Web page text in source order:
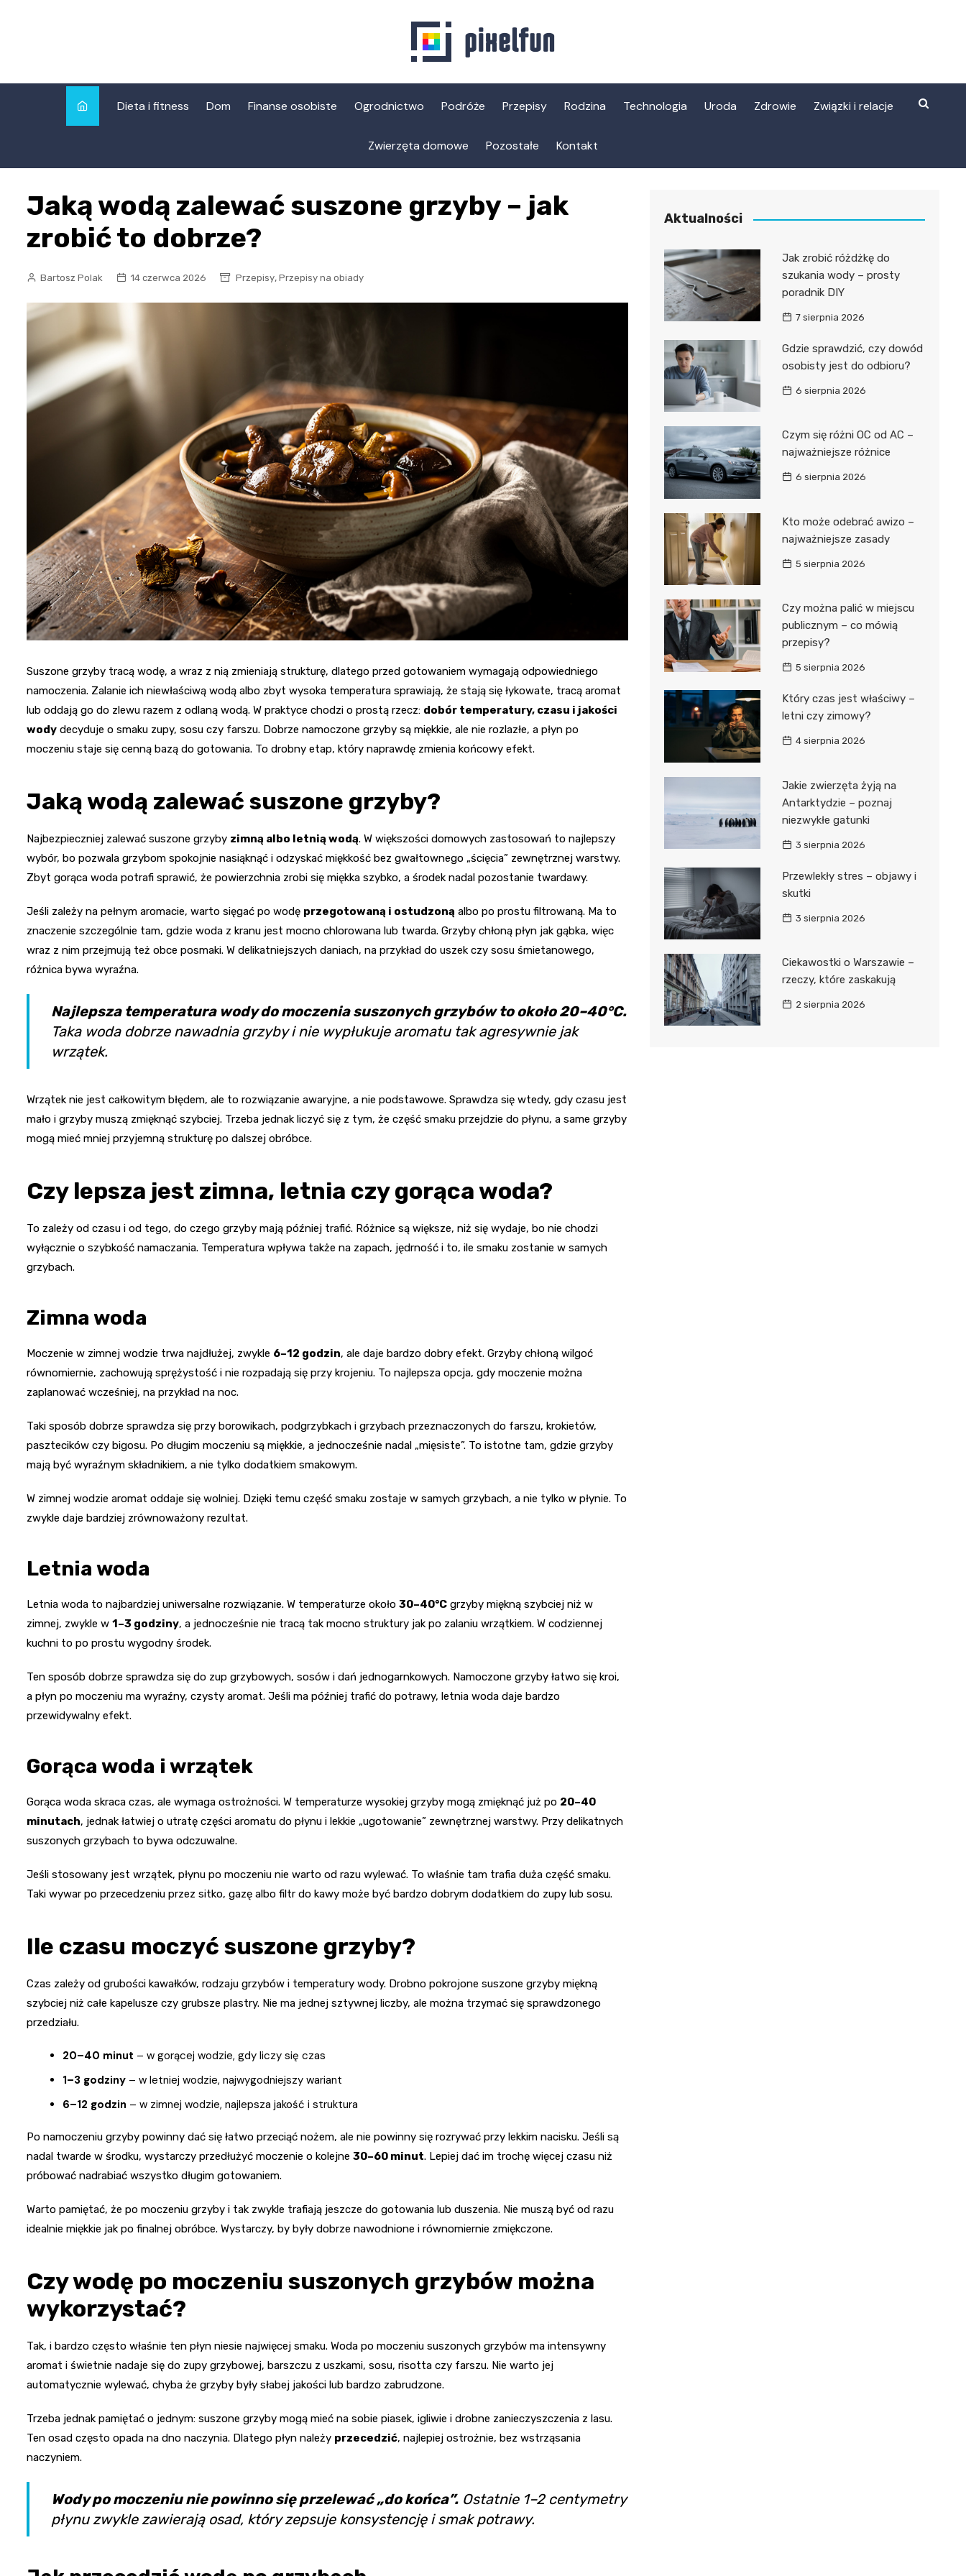
Dieta i fitness Dom Finanse osobiste Ogrodnictwo Podróże Przepisy Rodzina Technologia Uroda Zdrowie Związki i relacje
Zwierzęta domowe Pozostałe Kontakt
Jaką wodą zalewać suszone grzyby – jak
zrobić to dobrze?
Bartosz Polak 14 czerwca 2026 Przepisy, Przepisy na obiady
Suszone grzyby tracą wodę, a wraz z nią zmieniają strukturę, dlatego przed gotowaniem wymagają odpowiedniego
namoczenia. Zalanie ich niewłaściwą wodą albo zbyt wysoka temperatura sprawiają, że stają się łykowate, tracą aromat
lub oddają go do zlewu razem z odlaną wodą. W praktyce chodzi o prostą rzecz: dobór temperatury, czasu i jakości
wody decyduje o smaku zupy, sosu czy farszu. Dobrze namoczone grzyby są miękkie, ale nie rozlazłe, a płyn po
moczeniu staje się cenną bazą do gotowania. To drobny etap, który naprawdę zmienia końcowy efekt.
Jaką wodą zalewać suszone grzyby?
Najbezpieczniej zalewać suszone grzyby zimną albo letnią wodą. W większości domowych zastosowań to najlepszy
wybór, bo pozwala grzybom spokojnie nasiąknąć i odzyskać miękkość bez gwałtownego „ścięcia” zewnętrznej warstwy.
Zbyt gorąca woda potrafi sprawić, że powierzchnia zrobi się miękka szybko, a środek nadal pozostanie twardawy.
Jeśli zależy na pełnym aromacie, warto sięgać po wodę przegotowaną i ostudzoną albo po prostu filtrowaną. Ma to
znaczenie szczególnie tam, gdzie woda z kranu jest mocno chlorowana lub twarda. Grzyby chłoną płyn jak gąbka, więc
wraz z nim przejmują też obce posmaki. W delikatniejszych daniach, na przykład do uszek czy sosu śmietanowego,
różnica bywa wyraźna.
Najlepsza temperatura wody do moczenia suszonych grzybów to około 20–40°C.
Taka woda dobrze nawadnia grzyby i nie wypłukuje aromatu tak agresywnie jak
wrzątek.
Wrzątek nie jest całkowitym błędem, ale to rozwiązanie awaryjne, a nie podstawowe. Sprawdza się wtedy, gdy czasu jest
mało i grzyby muszą zmięknąć szybciej. Trzeba jednak liczyć się z tym, że część smaku przejdzie do płynu, a same grzyby
mogą mieć mniej przyjemną strukturę po dalszej obróbce.
Czy lepsza jest zimna, letnia czy gorąca woda?
To zależy od czasu i od tego, do czego grzyby mają później trafić. Różnice są większe, niż się wydaje, bo nie chodzi
wyłącznie o szybkość namaczania. Temperatura wpływa także na zapach, jędrność i to, ile smaku zostanie w samych
grzybach.
Zimna woda
Moczenie w zimnej wodzie trwa najdłużej, zwykle 6–12 godzin, ale daje bardzo dobry efekt. Grzyby chłoną wilgoć
równomiernie, zachowują sprężystość i nie rozpadają się przy krojeniu. To najlepsza opcja, gdy moczenie można
zaplanować wcześniej, na przykład na noc.
Taki sposób dobrze sprawdza się przy borowikach, podgrzybkach i grzybach przeznaczonych do farszu, krokietów,
pasztecików czy bigosu. Po długim moczeniu są miękkie, a jednocześnie nadal „mięsiste”. To istotne tam, gdzie grzyby
mają być wyraźnym składnikiem, a nie tylko dodatkiem smakowym.
W zimnej wodzie aromat oddaje się wolniej. Dzięki temu część smaku zostaje w samych grzybach, a nie tylko w płynie. To
zwykle daje bardziej zrównoważony rezultat.
Letnia woda
Letnia woda to najbardziej uniwersalne rozwiązanie. W temperaturze około 30–40°C grzyby miękną szybciej niż w
zimnej, zwykle w 1–3 godziny, a jednocześnie nie tracą tak mocno struktury jak po zalaniu wrzątkiem. W codziennej
kuchni to po prostu wygodny środek.
Ten sposób dobrze sprawdza się do zup grzybowych, sosów i dań jednogarnkowych. Namoczone grzyby łatwo się kroi,
a płyn po moczeniu ma wyraźny, czysty aromat. Jeśli ma później trafić do potrawy, letnia woda daje bardzo
przewidywalny efekt.
Gorąca woda i wrzątek
Gorąca woda skraca czas, ale wymaga ostrożności. W temperaturze wysokiej grzyby mogą zmięknąć już po 20–40
minutach, jednak łatwiej o utratę części aromatu do płynu i lekkie „ugotowanie” zewnętrznej warstwy. Przy delikatnych
suszonych grzybach to bywa odczuwalne.
Jeśli stosowany jest wrzątek, płynu po moczeniu nie warto od razu wylewać. To właśnie tam trafia duża część smaku.
Taki wywar po przecedzeniu przez sitko, gazę albo filtr do kawy może być bardzo dobrym dodatkiem do zupy lub sosu.
Ile czasu moczyć suszone grzyby?
Czas zależy od grubości kawałków, rodzaju grzybów i temperatury wody. Drobno pokrojone suszone grzyby miękną
szybciej niż całe kapelusze czy grubsze plastry. Nie ma jednej sztywnej liczby, ale można trzymać się sprawdzonego
przedziału.
20–40 minut – w gorącej wodzie, gdy liczy się czas
1–3 godziny – w letniej wodzie, najwygodniejszy wariant
6–12 godzin – w zimnej wodzie, najlepsza jakość i struktura
Po namoczeniu grzyby powinny dać się łatwo przeciąć nożem, ale nie powinny się rozrywać przy lekkim nacisku. Jeśli są
nadal twarde w środku, wystarczy przedłużyć moczenie o kolejne 30–60 minut. Lepiej dać im trochę więcej czasu niż
próbować nadrabiać wszystko długim gotowaniem.
Warto pamiętać, że po moczeniu grzyby i tak zwykle trafiają jeszcze do gotowania lub duszenia. Nie muszą być od razu
idealnie miękkie jak po finalnej obróbce. Wystarczy, by były dobrze nawodnione i równomiernie zmiękczone.
Czy wodę po moczeniu suszonych grzybów można
wykorzystać?
Tak, i bardzo często właśnie ten płyn niesie najwięcej smaku. Woda po moczeniu suszonych grzybów ma intensywny
aromat i świetnie nadaje się do zupy grzybowej, barszczu z uszkami, sosu, risotta czy farszu. Nie warto jej
automatycznie wylewać, chyba że grzyby były słabej jakości lub bardzo zabrudzone.
Trzeba jednak pamiętać o jednym: suszone grzyby mogą mieć na sobie piasek, igliwie i drobne zanieczyszczenia z lasu.
Ten osad często opada na dno naczynia. Dlatego płyn należy przecedzić, najlepiej ostrożnie, bez wstrząsania
naczyniem.
Wody po moczeniu nie powinno się przelewać „do końca”. Ostatnie 1–2 centymetry
płynu zwykle zawierają osad, który zepsuje konsystencję i smak potrawy.
Aktualności
Jak zrobić różdżkę do
szukania wody – prosty
poradnik DIY
7 sierpnia 2026
Gdzie sprawdzić, czy dowód
osobisty jest do odbioru?
6 sierpnia 2026
Czym się różni OC od AC –
najważniejsze różnice
6 sierpnia 2026
Kto może odebrać awizo –
najważniejsze zasady
5 sierpnia 2026
Czy można palić w miejscu
publicznym – co mówią
przepisy?
5 sierpnia 2026
Który czas jest właściwy –
letni czy zimowy?
4 sierpnia 2026
Jakie zwierzęta żyją na
Antarktydzie – poznaj
niezwykłe gatunki
3 sierpnia 2026
Przewlekły stres – objawy i
skutki
3 sierpnia 2026
Ciekawostki o Warszawie –
rzeczy, które zaskakują
2 sierpnia 2026